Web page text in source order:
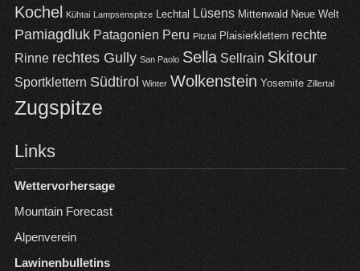
Kochel Kühtai Lampsenspitze Lechtal Lüsens Mittenwald Neue Welt
Pamiagdluk Patagonien Peru Pitztal Plaisierklettern rechte
Rinne rechtes Gully San Paolo Sella Sellrain Skitour
Sportklettern Südtirol Winter Wolkenstein Yosemite Zillertal
Zugspitze
Links
Wettervorhersage
Mountain Forecast
Alpenverein
Lawinenbulletins